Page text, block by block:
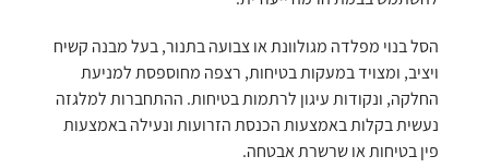
הסל בנוי מפלדה מגולוונת או צבועה בתנור, בעל מבנה קשיח
ויציב, ומצויד במעקות בטיחות, רצפה מחוספסת למניעת
החלקה, ונקודות עיגון לרתמות בטיחות. ההתחברות למלגזה
נעשית בקלות באמצעות הכנסת הזרועות ונעילה באמצעות
פין בטיחות או שרשרת אבטחה.